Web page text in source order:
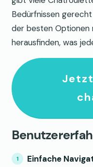
Bedürfnissen
der besten
herausfinden, was
Einfache